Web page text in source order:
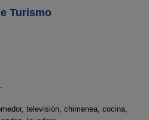
Turismo
televisión, chimenea, cocina,